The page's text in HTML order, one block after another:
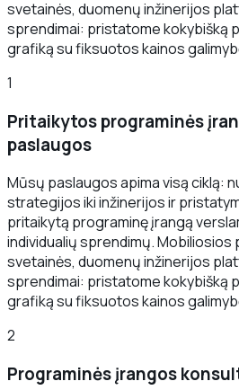
svetainės, duomenų inžinerijos
sprendimai: pristatome kokybišką
grafiką su fiksuotos kainos
1
Pritaikytos programinės
paslaugos
Mūsų paslaugos apima visą ciklą:
strategijos iki inžinerijos ir
pritaikytą programinę įrangą
individualių sprendimų.
svetainės, duomenų inžinerijos
sprendimai: pristatome kokybišką
grafiką su fiksuotos kainos
2
Programinės įrangos